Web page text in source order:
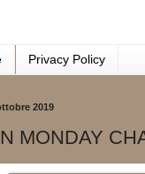
Privacy Policy
2019
MONDAY